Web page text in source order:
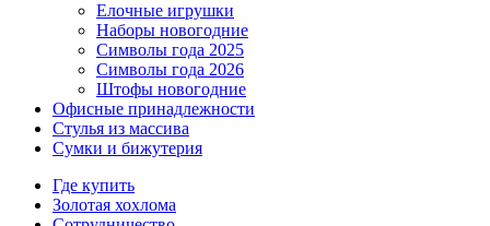
Елочные игрушки
Наборы новогодние
Символы года 2025
Символы года 2026
Штофы новогодние
Офисные принадлежности
Стулья из массива
Сумки и бижутерия
Где купить
Золотая хохлома